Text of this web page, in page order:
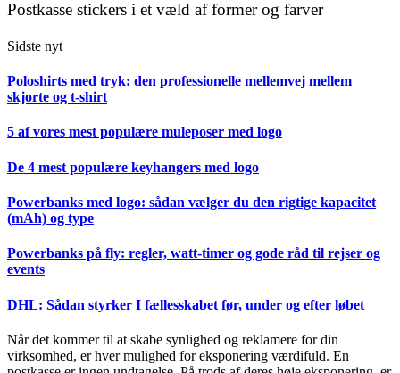
Postkasse stickers i et væld af former og farver
Sidste nyt
Poloshirts med tryk: den professionelle mellemvej mellem
skjorte og t-shirt
5 af vores mest populære muleposer med logo
De 4 mest populære keyhangers med logo
Powerbanks med logo: sådan vælger du den rigtige kapacitet
(mAh) og type
Powerbanks på fly: regler, watt-timer og gode råd til rejser og
events
DHL: Sådan styrker I fællesskabet før, under og efter løbet
Når det kommer til at skabe synlighed og reklamere for din
virksomhed, er hver mulighed for eksponering værdifuld. En